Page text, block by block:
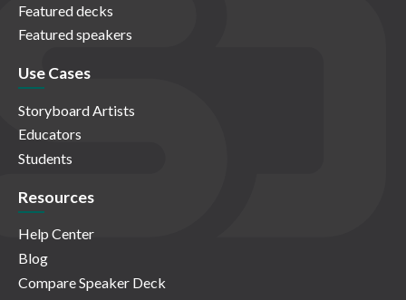
Featured decks
Featured speakers
Use Cases
Storyboard Artists
Educators
Students
Resources
Help Center
Blog
Compare Speaker Deck